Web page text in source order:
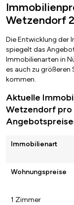
Wetzendorf
Die Entwicklung der
spiegelt das
Immobilienarten in
es auch zu größeren
kommen.
Aktuelle
Wetzendorf pro
Immobilienart
Wohnungspreise
1 Zimmer